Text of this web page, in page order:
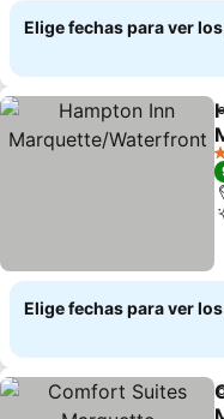
Elige fechas para ver
Elige fechas para ver